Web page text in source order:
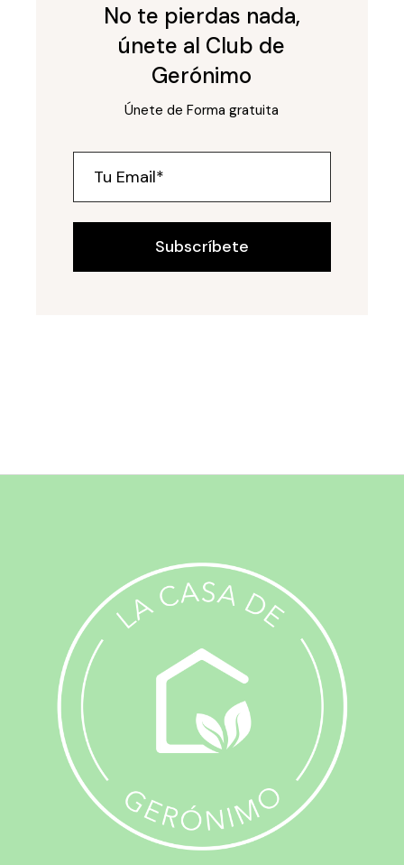
No te pierdas nada,
únete al Club de
Gerónimo
Únete de Forma gratuita
Subscríbete